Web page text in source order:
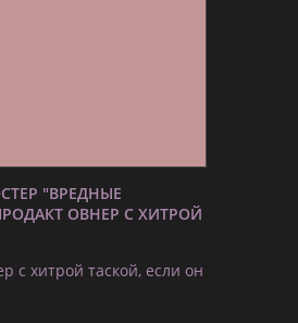
"ВРЕДНЫЕ
ОВНЕР С ХИТРОЙ
с хитрой таской, если он